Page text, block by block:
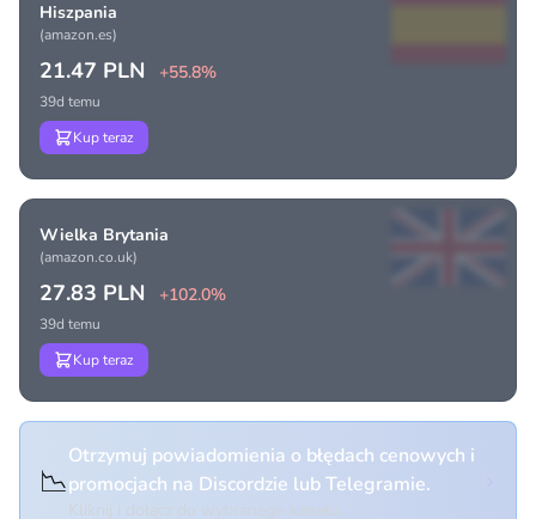
Hiszpania
(amazon.es)
21.47 PLN +55.8%
39d temu
Kup teraz
Wielka Brytania
(amazon.co.uk)
27.83 PLN +102.0%
39d temu
Kup teraz
📉
Otrzymuj powiadomienia o błędach cenowych i
promocjach na Discordzie lub Telegramie.